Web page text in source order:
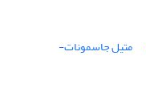
متیل جاسمونات-